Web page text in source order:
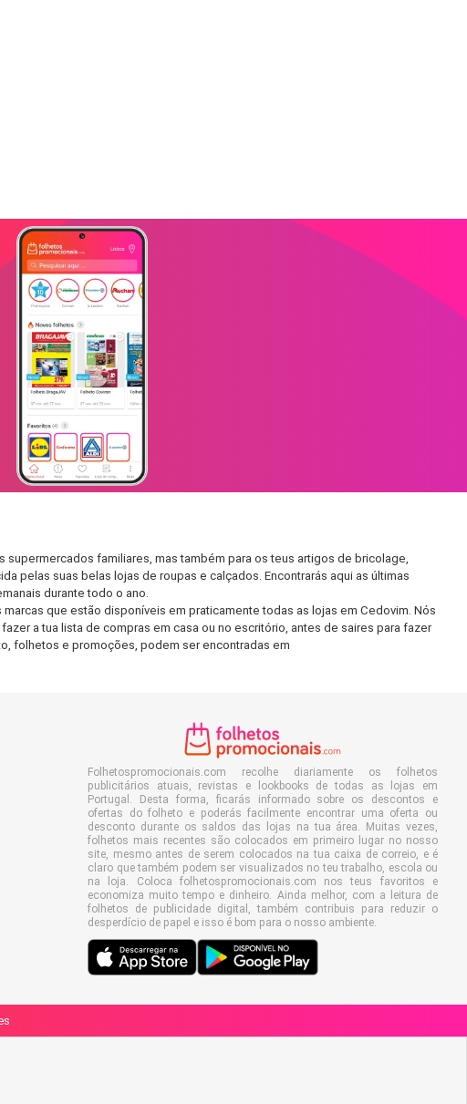
familiares, mas também para os teus artigos de bricolage,
pelas suas belas lojas de roupas e calçados. Encontrarás aqui as últimas
durante todo o ano.
que estão disponíveis em praticamente todas as lojas em Cedovim. Nós
a tua lista de compras em casa ou no escritório, antes de saires para fazer
folhetos e promoções, podem ser encontradas em
Folhetospromocionais.com recolhe diariamente os folhetos
publicitários atuais, revistas e lookbooks de todas as lojas em
Portugal. Desta forma, ficarás informado sobre os descontos e
ofertas do folheto e poderás facilmente encontrar uma oferta ou
desconto durante os saldos das lojas na tua área. Muitas vezes,
folhetos mais recentes são colocados em primeiro lugar no nosso
site, mesmo antes de serem colocados na tua caixa de correio, e é
claro que também podem ser visualizados no teu trabalho, escola ou
na loja. Coloca folhetospromocionais.com nos teus favoritos e
economiza muito tempo e dinheiro. Ainda melhor, com a leitura de
folhetos de publicidade digital, também contribuis para reduzir o
desperdício de papel e isso é bom para o nosso ambiente.